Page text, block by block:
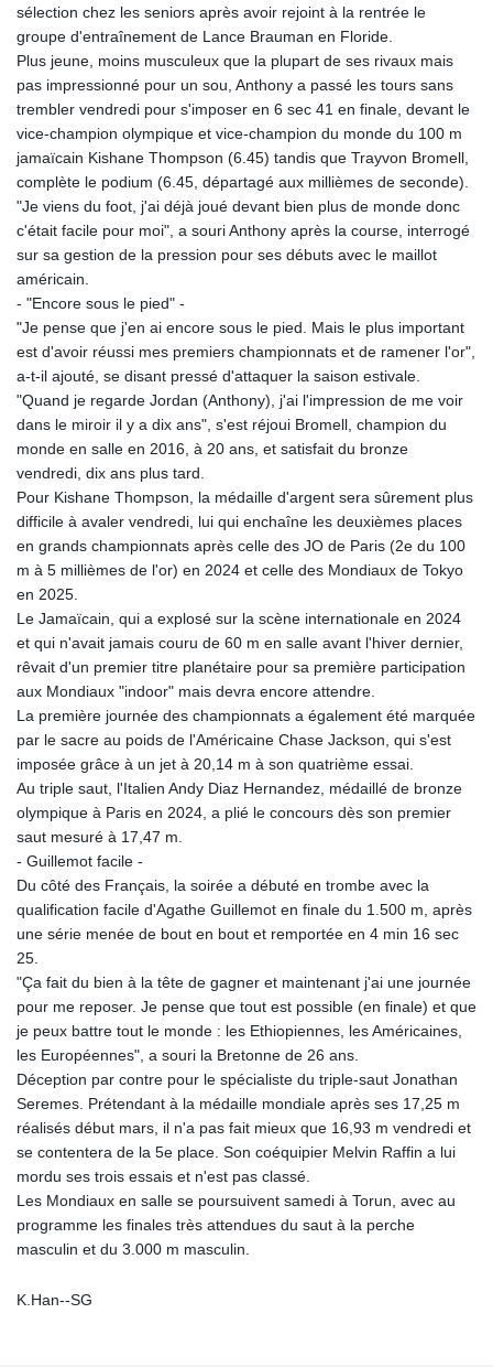
sélection chez les seniors après avoir rejoint à la rentrée le
groupe d'entraînement de Lance Brauman en Floride.
Plus jeune, moins musculeux que la plupart de ses rivaux mais
pas impressionné pour un sou, Anthony a passé les tours sans
trembler vendredi pour s'imposer en 6 sec 41 en finale, devant le
vice-champion olympique et vice-champion du monde du 100 m
jamaïcain Kishane Thompson (6.45) tandis que Trayvon Bromell,
complète le podium (6.45, départagé aux millièmes de seconde).
"Je viens du foot, j'ai déjà joué devant bien plus de monde donc
c'était facile pour moi", a souri Anthony après la course, interrogé
sur sa gestion de la pression pour ses débuts avec le maillot
américain.
- "Encore sous le pied" -
"Je pense que j'en ai encore sous le pied. Mais le plus important
est d'avoir réussi mes premiers championnats et de ramener l'or",
a-t-il ajouté, se disant pressé d'attaquer la saison estivale.
"Quand je regarde Jordan (Anthony), j'ai l'impression de me voir
dans le miroir il y a dix ans", s'est réjoui Bromell, champion du
monde en salle en 2016, à 20 ans, et satisfait du bronze
vendredi, dix ans plus tard.
Pour Kishane Thompson, la médaille d'argent sera sûrement plus
difficile à avaler vendredi, lui qui enchaîne les deuxièmes places
en grands championnats après celle des JO de Paris (2e du 100
m à 5 millièmes de l'or) en 2024 et celle des Mondiaux de Tokyo
en 2025.
Le Jamaïcain, qui a explosé sur la scène internationale en 2024
et qui n'avait jamais couru de 60 m en salle avant l'hiver dernier,
rêvait d'un premier titre planétaire pour sa première participation
aux Mondiaux "indoor" mais devra encore attendre.
La première journée des championnats a également été marquée
par le sacre au poids de l'Américaine Chase Jackson, qui s'est
imposée grâce à un jet à 20,14 m à son quatrième essai.
Au triple saut, l'Italien Andy Diaz Hernandez, médaillé de bronze
olympique à Paris en 2024, a plié le concours dès son premier
saut mesuré à 17,47 m.
- Guillemot facile -
Du côté des Français, la soirée a débuté en trombe avec la
qualification facile d'Agathe Guillemot en finale du 1.500 m, après
une série menée de bout en bout et remportée en 4 min 16 sec
25.
"Ça fait du bien à la tête de gagner et maintenant j'ai une journée
pour me reposer. Je pense que tout est possible (en finale) et que
je peux battre tout le monde : les Ethiopiennes, les Américaines,
les Européennes", a souri la Bretonne de 26 ans.
Déception par contre pour le spécialiste du triple-saut Jonathan
Seremes. Prétendant à la médaille mondiale après ses 17,25 m
réalisés début mars, il n'a pas fait mieux que 16,93 m vendredi et
se contentera de la 5e place. Son coéquipier Melvin Raffin a lui
mordu ses trois essais et n'est pas classé.
Les Mondiaux en salle se poursuivent samedi à Torun, avec au
programme les finales très attendues du saut à la perche
masculin et du 3.000 m masculin.
K.Han--SG